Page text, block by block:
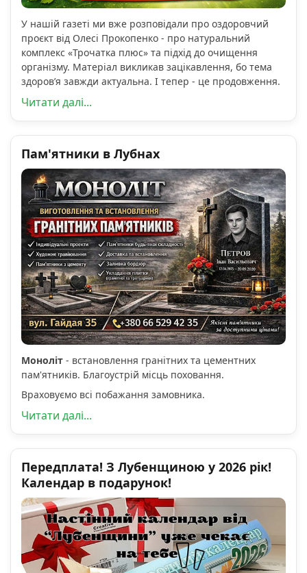
У нашій газеті ми вже розповідали про оздоровчий
проєкт від Олесі Прокопенко - про натуральний
комплекс «Трочатка плюс» та підхід до очищення
організму. Матеріал викликав зацікавлення, бо тема
здоров’я завжди актуальна. І тепер - це продовження.
Читати далі...
Пам'ятники в Лубнах
Моноліт - встановлення гранітних та цементних
пам'ятників. Благоустрій місць поховання.
Враховуємо всі побажання замовника.
Читати далі...
Передплата! З Лубенщиною у 2026 рік!
Календар в подарунок!